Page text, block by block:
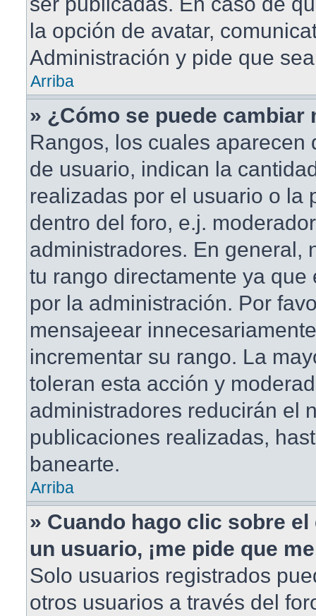
la opción de avatar,
Administración y pide que
Arriba
» ¿Cómo se puede cambiar
Rangos, los cuales aparecen
de usuario, indican la
realizadas por el usuario o la
dentro del foro, e.j.
administradores. En general,
tu rango directamente ya que
por la administración. Por
mensajeear
incrementar su rango. La
toleran esta acción y
administradores reducirán el
publicaciones realizadas,
banearte.
Arriba
» Cuando hago clic sobre
un usuario, ¡me pide que
Solo usuarios registrados
otros usuarios a través del